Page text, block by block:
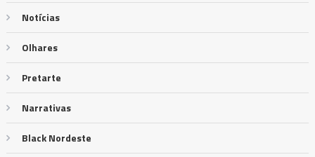
Notícias
Olhares
Pretarte
Narrativas
Black Nordeste